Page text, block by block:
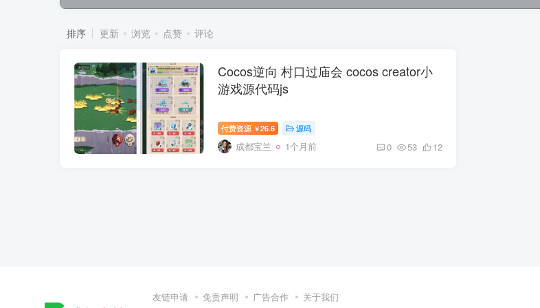
排序 更新 浏览 点赞 评论
Cocos逆向 村口过庙会 cocos creator小
游戏源代码js
付费资源 ￥26.6 源码
成都宝兰 1个月前 0 53 12
友链申请 免责声明 广告合作 关于我们